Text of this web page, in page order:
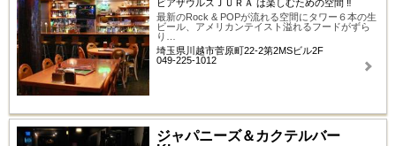
ビアザウルスＪＵＲＡ は楽しむための空間 ‼
最新のRock & POPが流れる空間にタワー６本の生
ビール、アメリカンテイスト溢れるフードがずら
り…
埼玉県川越市菅原町22-2第2MSビル2F
049-225-1012
ジャパニーズ＆カクテルバー